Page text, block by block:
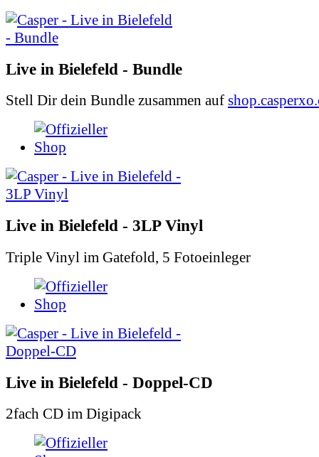
Live in Bielefeld - Bundle
Stell Dir dein Bundle zusammen auf
Live in Bielefeld - 3LP Vinyl
Triple Vinyl im Gatefold, 5 Fotoeinleger
Live in Bielefeld - Doppel-CD
2fach CD im Digipack